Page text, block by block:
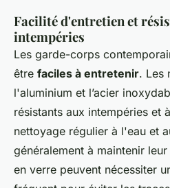
Facilité d'entretien et
intempéries
Les garde-corps
être faciles à entretenir. Les
l'aluminium et l’acier
résistants aux intempéries et
nettoyage régulier à l'eau et
généralement à maintenir
en verre peuvent nécessiter